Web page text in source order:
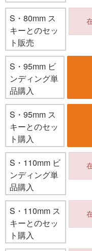
S・80mm ス
キーとのセッ
ト販売
S・95mm ビ
ンディング単
品購入
S・95mm ス
キーとのセッ
ト購入
S・110mm ビ
ンディング単
品購入
S・110mm ス
キーとのセッ
ト購入